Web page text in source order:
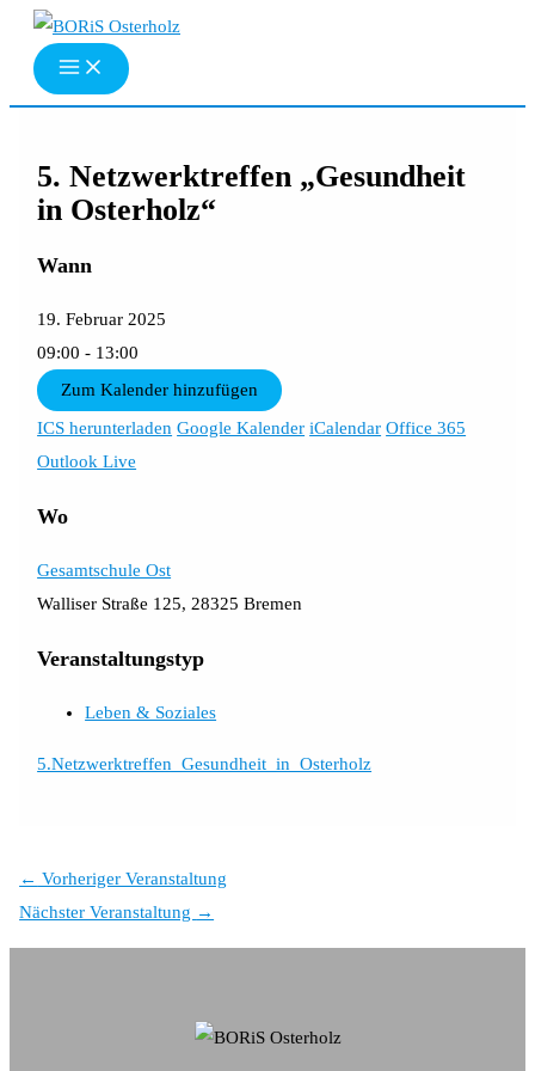
Zum
Inhalt
springen
5. Netzwerktreffen „Gesundheit
in Osterholz“
Wann
19. Februar 2025
09:00 - 13:00
Zum Kalender hinzufügen
ICS herunterladen Google Kalender iCalendar Office 365
Outlook Live
Wo
Gesamtschule Ost
Walliser Straße 125, 28325 Bremen
Veranstaltungstyp
Leben & Soziales
5.Netzwerktreffen_Gesundheit_in_Osterholz
← Vorheriger Veranstaltung
Nächster Veranstaltung →